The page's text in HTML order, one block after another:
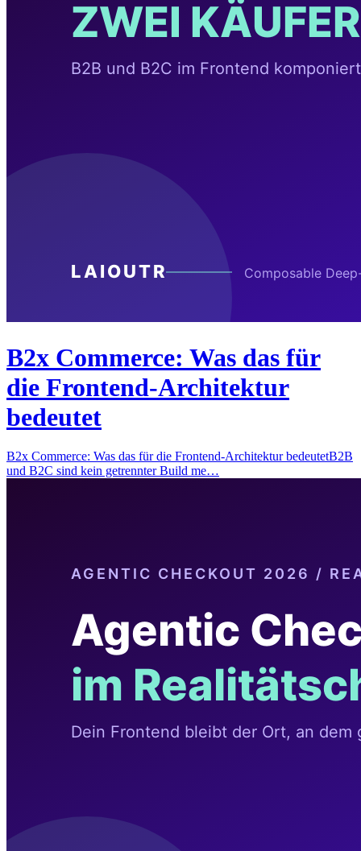
B2x Commerce: Was das für
die Frontend-Architektur
bedeutet
B2x Commerce: Was das für die Frontend-Architektur bedeutetB2B
und B2C sind kein getrennter Build me…